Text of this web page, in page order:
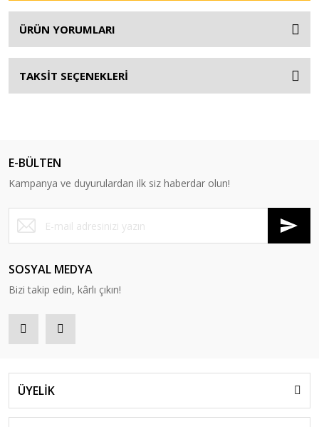
ÜRÜN YORUMLARI
TAKSİT SEÇENEKLERİ
E-BÜLTEN
Kampanya ve duyurulardan ilk siz haberdar olun!
SOSYAL MEDYA
Bizi takip edin, kârlı çıkın!
ÜYELİK